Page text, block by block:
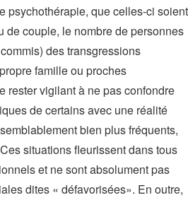
psychothérapie, que celles-ci soient
de couple, le nombre de personnes
des transgressions
famille ou proches
rester vigilant à ne pas confondre
de certains avec une réalité
bien plus fréquents,
situations fleurissent dans tous
et ne sont absolument pas
dites « défavorisées». En outre,